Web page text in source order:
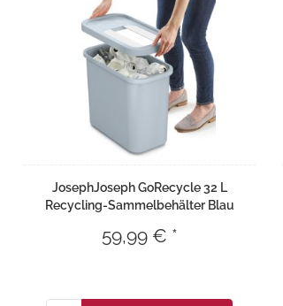
JosephJoseph GoRecycle 32 L
Recycling-Sammelbehälter Blau
59,99 € *